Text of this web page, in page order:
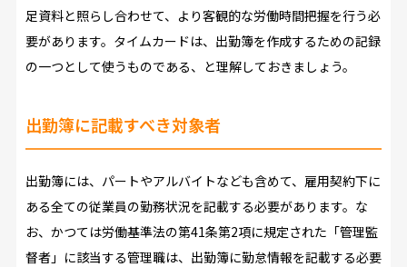
足資料と照らし合わせて、より客観的な労働時間把握を行う必
要があります。タイムカードは、出勤簿を作成するための記録
の一つとして使うものである、と理解しておきましょう。
出勤簿に記載すべき対象者
出勤簿には、パートやアルバイトなども含めて、雇用契約下に
ある全ての従業員の勤務状況を記載する必要があります。な
お、かつては労働基準法の第41条第2項に規定された「管理監
督者」に該当する管理職は、出勤簿に勤怠情報を記載する必要